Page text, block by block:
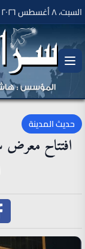
السبت، ٨ أغسطس ٢٠٢٦
حديث المدينة